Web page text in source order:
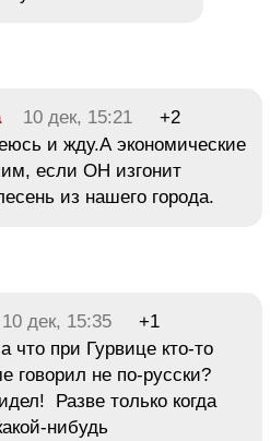
10 дек, 15:21
+2
и жду.А экономические
если ОН изгонит
из нашего города.
10 дек, 15:35
+1
что при Гурвице кто-то
говорил не по-русски?
Разве только когда
нибудь